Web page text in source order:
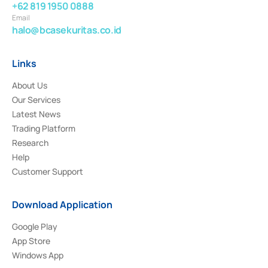
+62 819 1950 0888
Email
halo@bcasekuritas.co.id
Links
About Us
Our Services
Latest News
Trading Platform
Research
Help
Customer Support
Download Application
Google Play
App Store
Windows App